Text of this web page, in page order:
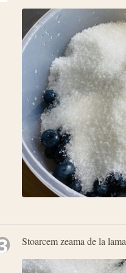
Stoarcem zeama de la